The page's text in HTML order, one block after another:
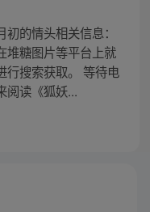
的情头相关信息：
堆糖图片等平台上就
行搜索获取。 等待电
阅读《狐妖...